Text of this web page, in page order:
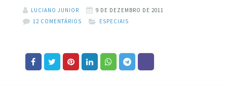
LUCIANO JUNIOR
9 DE DEZEMBRO DE 2011
12 COMENTÁRIOS
ESPECIAIS